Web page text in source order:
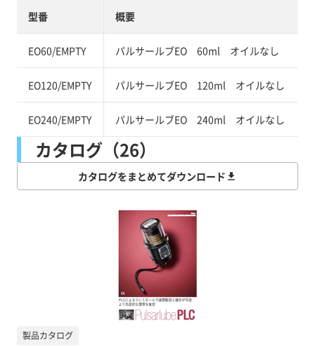
型番 概要
EO60/EMPTY パルサールブEO 60ml オイルなし
EO120/EMPTY パルサールブEO 120ml オイルなし
EO240/EMPTY パルサールブEO 240ml オイルなし
カタログ（26）
カタログをまとめてダウンロード
製品カタログ